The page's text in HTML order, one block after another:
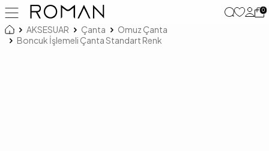
0
AKSESUAR Çanta
Omuz Çanta
Boncuk İşlemeli Çanta Standart Renk